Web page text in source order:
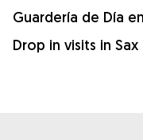
Guardería de Día
Drop in visits in Sax